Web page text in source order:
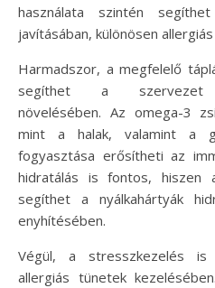
használata szintén
javításában, különösen
Harmadszor, a megfelelő
segíthet a szervezet
növelésében. Az omega-3
mint a halak, valamint a
fogyasztása erősítheti az
hidratálás is fontos, hiszen
segíthet a nyálkahártyák
enyhítésében.
Végül, a stresszkezelés
allergiás tünetek